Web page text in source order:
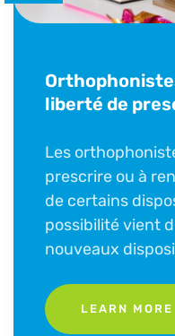
liberté de
Les
prescrire ou à
de certains
possibilité vient
nouveaux
LEARN MORE